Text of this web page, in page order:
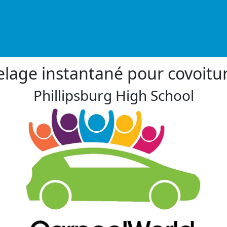
instantané pour
Phillipsburg High School